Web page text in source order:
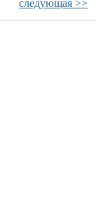
следующая >>